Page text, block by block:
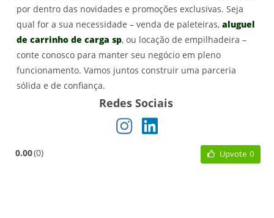
por dentro das novidades e promoções exclusivas. Seja
qual for a sua necessidade – venda de paleteiras,aluguel
de carrinho de carga sp, ou locação de empilhadeira –
conte conosco para manter seu negócio em pleno
funcionamento. Vamos juntos construir uma parceria
sólida e de confiança.
Redes Sociais
0.00 0 Upvote 0